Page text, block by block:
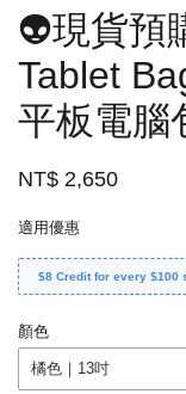
👽現貨預
Tablet
平板電腦
NT$ 2,650
適用優惠
$8 Credit for every $100
顏色